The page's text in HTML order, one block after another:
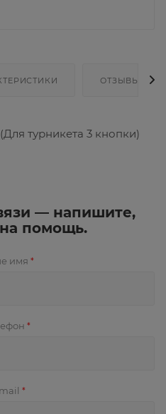
ОТЗЫВЫ
турникета 3 кнопки)
— напишите,
помощь.
имя *
*
*